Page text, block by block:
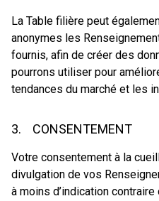
La Table filière peut
anonymes les
fournis, afin de créer des
pourrons utiliser pour
tendances du marché et les
3. CONSENTEMENT
Votre consentement à la
divulgation de vos
à moins d’indication